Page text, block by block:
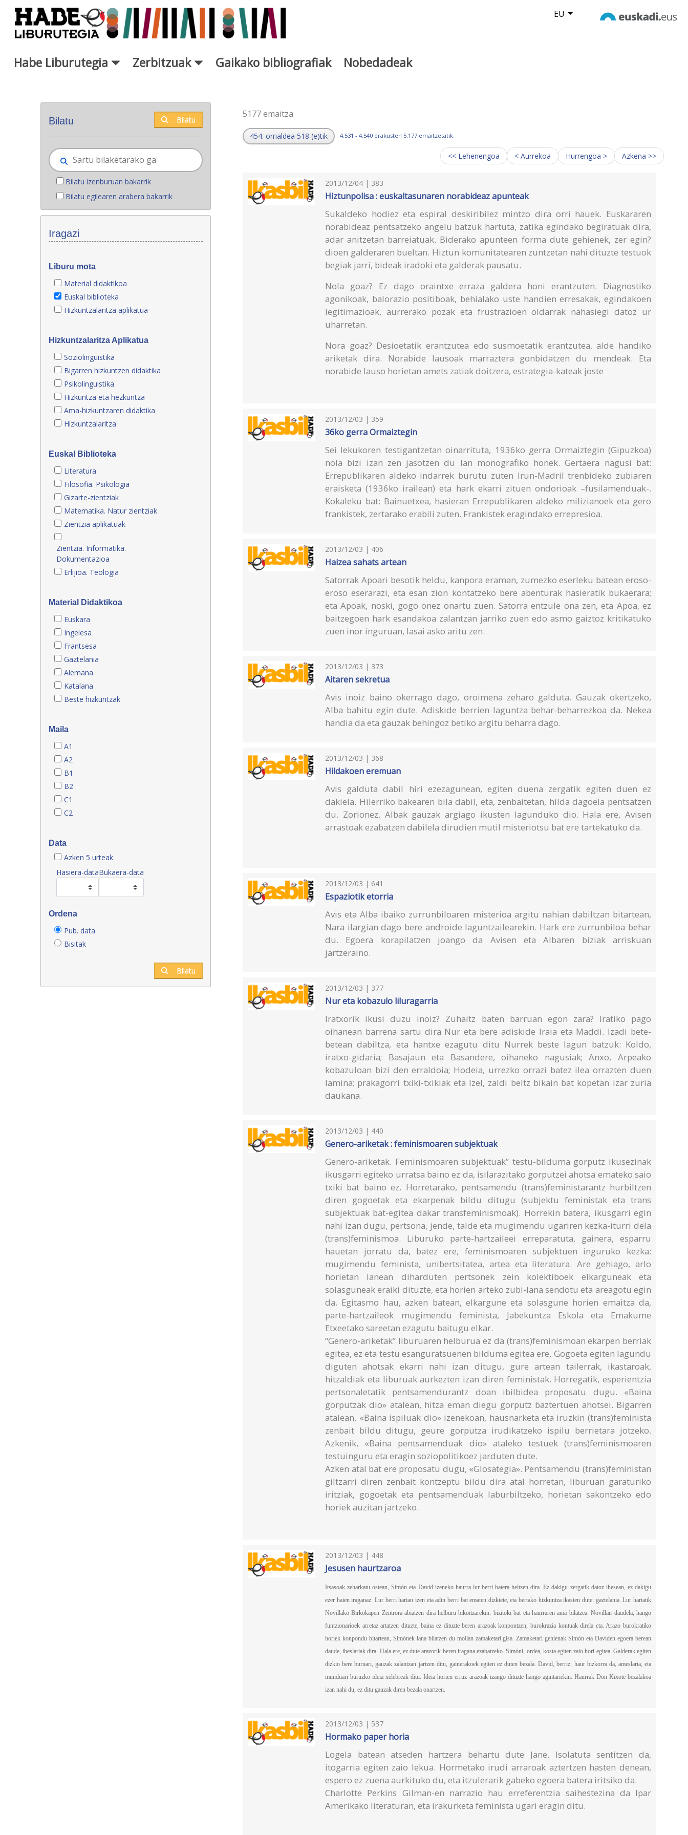
Eduki nagusira joan EU
Habe Liburutegia Zerbitzuak Gaikako bibliografiak Nobedadeak
Bilatu Bilatu
Bilatu izenburuan bakarrik
Bilatu egilearen arabera bakarrik
Iragazi
Liburu mota
Material didaktikoa
Euskal biblioteka
Hizkuntzalaritza aplikatua
Hizkuntzalaritza Aplikatua
Soziolinguistika
Bigarren hizkuntzen didaktika
Psikolinguistika
Hizkuntza eta hezkuntza
Ama-hizkuntzaren didaktika
Hizkuntzalaritza
Euskal Biblioteka
Literatura
Filosofia. Psikologia
Gizarte-zientziak
Matematika. Natur zientziak
Zientzia aplikatuak
Zientzia. Informatika.
Dokumentazioa
Erlijioa. Teologia
Material Didaktikoa
Euskara
Ingelesa
Frantsesa
Gaztelania
Alemana
Katalana
Beste hizkuntzak
Maila
A1
A2
B1
B2
C1
C2
Data
Azken 5 urteak
Hasiera-dataBukaera-data
Ordena
Pub. data
Bisitak
Bilatu
5177 emaitza
454. orrialdea 518 (e)tik 4.531 - 4.540 erakusten 5.177 emaitzetatik.
<< Lehenengoa < Aurrekoa Hurrengoa > Azkena >>
2013/12/04 | 383
Hiztunpolisa : euskaltasunaren norabideaz apunteak
Sukaldeko hodiez eta espiral deskiribilez mintzo dira orri hauek. Euskararen
norabideaz pentsatzeko angelu batzuk hartuta, zatika egindako begiratuak dira,
adar anitzetan barreiatuak. Biderako apunteen forma dute gehienek, zer egin?
dioen galderaren bueltan. Hiztun komunitatearen zuntzetan nahi dituzte testuok
begiak jarri, bideak iradoki eta galderak pausatu.
Nola goaz? Ez dago oraintxe erraza galdera honi erantzuten. Diagnostiko
agonikoak, balorazio positiboak, behialako uste handien erresakak, egindakoen
legitimazioak, aurrerako pozak eta frustrazioen oldarrak nahasiegi datoz ur
uharretan.
Nora goaz? Desioetatik erantzutea edo susmoetatik erantzutea, alde handiko
ariketak dira. Norabide lausoak marraztera gonbidatzen du mendeak. Eta
norabide lauso horietan amets zatiak doitzera, estrategia-kateak joste
2013/12/03 | 359
36ko gerra Ormaiztegin
Sei lekukoren testigantzetan oinarrituta, 1936ko gerra Ormaiztegin (Gipuzkoa)
nola bizi izan zen jasotzen du lan monografiko honek. Gertaera nagusi bat:
Errepublikaren aldeko indarrek burutu zuten Irun-Madril trenbideko zubiaren
eraisketa (1936ko irailean) eta hark ekarri zituen ondorioak –fusilamenduak-.
Kokaleku bat: Bainuetxea, hasieran Errepublikaren aldeko milizianoek eta gero
frankistek, zertarako erabili zuten. Frankistek eragindako errepresioa.
2013/12/03 | 406
Haizea sahats artean
Satorrak Apoari besotik heldu, kanpora eraman, zumezko eserleku batean eroso-
eroso eserarazi, eta esan zion kontatzeko bere abenturak hasieratik bukaerara;
eta Apoak, noski, gogo onez onartu zuen. Satorra entzule ona zen, eta Apoa, ez
baitzegoen hark esandakoa zalantzan jarriko zuen edo asmo gaiztoz kritikatuko
zuen inor inguruan, lasai asko aritu zen.
2013/12/03 | 373
Aitaren sekretua
Avis inoiz baino okerrago dago, oroimena zeharo galduta. Gauzak okertzeko,
Alba bahitu egin dute. Adiskide berrien laguntza behar-beharrezkoa da. Nekea
handia da eta gauzak behingoz betiko argitu beharra dago.
2013/12/03 | 368
Hildakoen eremuan
Avis galduta dabil hiri ezezagunean, egiten duena zergatik egiten duen ez
dakiela. Hilerriko bakearen bila dabil, eta, zenbaitetan, hilda dagoela pentsatzen
du. Zorionez, Albak gauzak argiago ikusten lagunduko dio. Hala ere, Avisen
arrastoak ezabatzen dabilela dirudien mutil misteriotsu bat ere tartekatuko da.
2013/12/03 | 641
Espaziotik etorria
Avis eta Alba ibaiko zurrunbiloaren misterioa argitu nahian dabiltzan bitartean,
Nara ilargian dago bere androide laguntzailearekin. Hark ere zurrunbiloa behar
du. Egoera korapilatzen joango da Avisen eta Albaren biziak arriskuan
jartzeraino.
2013/12/03 | 377
Nur eta kobazulo liluragarria
Iratxorik ikusi duzu inoiz? Zuhaitz baten barruan egon zara? Iratiko pago
oihanean barrena sartu dira Nur eta bere adiskide Iraia eta Maddi. Izadi bete-
betean dabiltza, eta hantxe ezagutu ditu Nurrek beste lagun batzuk: Koldo,
iratxo-gidaria; Basajaun eta Basandere, oihaneko nagusiak; Anxo, Arpeako
kobazuloan bizi den erraldoia; Hodeia, urrezko orrazi batez ilea orrazten duen
lamina; prakagorri txiki-txikiak eta Izel, zaldi beltz bikain bat kopetan izar zuria
daukana.
2013/12/03 | 440
Genero-ariketak : feminismoaren subjektuak
Genero-ariketak. Feminismoaren subjektuak” testu-bilduma gorputz ikusezinak
ikusgarri egiteko urratsa baino ez da, isilarazitako gorputzei ahotsa emateko saio
txiki bat baino ez. Horretarako, pentsamendu (trans)feministarantz hurbiltzen
diren gogoetak eta ekarpenak bildu ditugu (subjektu feministak eta trans
subjektuak bat-egitea dakar transfeminismoak). Horrekin batera, ikusgarri egin
nahi izan dugu, pertsona, jende, talde eta mugimendu ugariren kezka-iturri dela
(trans)feminismoa. Liburuko parte-hartzaileei erreparatuta, gainera, esparru
hauetan jorratu da, batez ere, feminismoaren subjektuen inguruko kezka:
mugimendu feminista, unibertsitatea, artea eta literatura. Are gehiago, arlo
horietan lanean diharduten pertsonek zein kolektiboek elkarguneak eta
solasguneak eraiki dituzte, eta horien arteko zubi-lana sendotu eta areagotu egin
da. Egitasmo hau, azken batean, elkargune eta solasgune horien emaitza da,
parte-hartzaileok mugimendu feminista, Jabekuntza Eskola eta Emakume
Etxeetako sareetan ezagutu baitugu elkar.
“Genero-ariketak” liburuaren helburua ez da (trans)feminismoan ekarpen berriak
egitea, ez eta testu esanguratsuenen bilduma egitea ere. Gogoeta egiten lagundu
diguten ahotsak ekarri nahi izan ditugu, gure artean tailerrak, ikastaroak,
hitzaldiak eta liburuak aurkezten izan diren feministak. Horregatik, esperientzia
pertsonaletatik pentsamendurantz doan ibilbidea proposatu dugu. «Baina
gorputzak dio» atalean, hitza eman diegu gorputz baztertuen ahotsei. Bigarren
atalean, «Baina ispiluak dio» izenekoan, hausnarketa eta iruzkin (trans)feminista
zenbait bildu ditugu, geure gorputza irudikatzeko ispilu berrietara jotzeko.
Azkenik, «Baina pentsamenduak dio» ataleko testuek (trans)feminismoaren
testuinguru eta eragin soziopolitikoez jarduten dute.
Azken atal bat ere proposatu dugu, «Glosategia». Pentsamendu (trans)feministan
giltzarri diren zenbait kontzeptu bildu dira atal horretan, liburuan garaturiko
iritziak, gogoetak eta pentsamenduak laburbiltzeko, horietan sakontzeko edo
horiek auzitan jartzeko.
2013/12/03 | 448
Jesusen haurtzaroa
Itsasoak zeharkatu ostean, Simón eta David izeneko haurra lur berri batera heltzen dira. Ez dakigu zergatik datoz ihesean, ez dakigu
ezer haien iraganaz. Lur berri hartan izen eta adin berri bat ematen dizkiete, eta bertako hizkuntza ikasten dute: gaztelania. Lur hartatik
Novillako Birkokapen Zentrora abiatzen dira helburu bikoitzarekin: bizitoki bat eta haurraren ama bilatzea. Novillan daudela, hango
funtzionarioek arretaz artatzen dituzte, baina ez dituzte beren arazoak konpontzen, burokrazia kontuak direla eta. Arazo burokratiko
horiek konpondu bitartean, Simónek lana bilatzen du moilan zamaketari gisa. Zamaketari gehienak Simón eta Daviden egoera berean
daude, iheslariak dira. Hala ere, ez dute arazorik beren iragana ezabatzeko. Simóni, ordea, kosta egiten zaio hori egitea. Galderak egiten
dizkio bere buruari, gauzak zalantzan jartzen ditu, gainerakoek egiten ez duten bezala. David, berriz, haur bizkorra da, ameslaria, eta
munduari buruzko ideia xelebreak ditu. Ideia horien erruz arazoak izango dituzte hango agintariekin. Haurrak Don Kixote bezalakoa
izan nahi du, ez ditu gauzak diren bezala onartzen.
2013/12/03 | 537
Hormako paper horia
Logela batean atseden hartzera behartu dute Jane. Isolatuta sentitzen da,
itogarria egiten zaio lekua. Hormetako irudi arraroak aztertzen hasten denean,
espero ez zuena aurkituko du, eta itzulerarik gabeko egoera batera iritsiko da.
Charlotte Perkins Gilman-en narrazio hau erreferentzia saihestezina da Ipar
Amerikako literaturan, eta irakurketa feminista ugari eragin ditu.